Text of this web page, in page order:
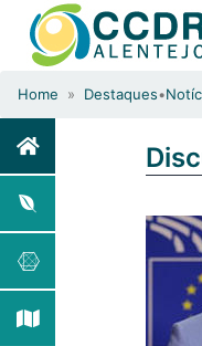
Home » Destaques•